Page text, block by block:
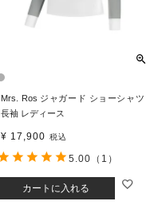
Mrs. Ros ジャガード ショーシャツ
長袖 レディース
¥ 17,900 税込
カートに入れる
5.00 （1）